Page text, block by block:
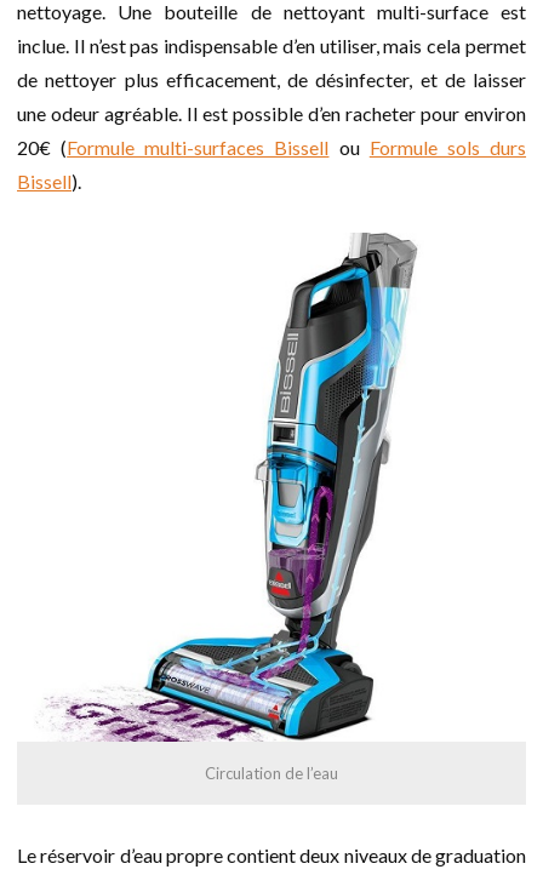
nettoyage. Une bouteille de nettoyant multi-surface est
inclue. Il n’est pas indispensable d’en utiliser, mais cela permet
de nettoyer plus efficacement, de désinfecter, et de laisser
une odeur agréable. Il est possible d’en racheter pour environ
20€ (Formule multi-surfaces Bissell ou Formule sols durs
Bissell).
Circulation de l’eau
Le réservoir d’eau propre contient deux niveaux de graduation